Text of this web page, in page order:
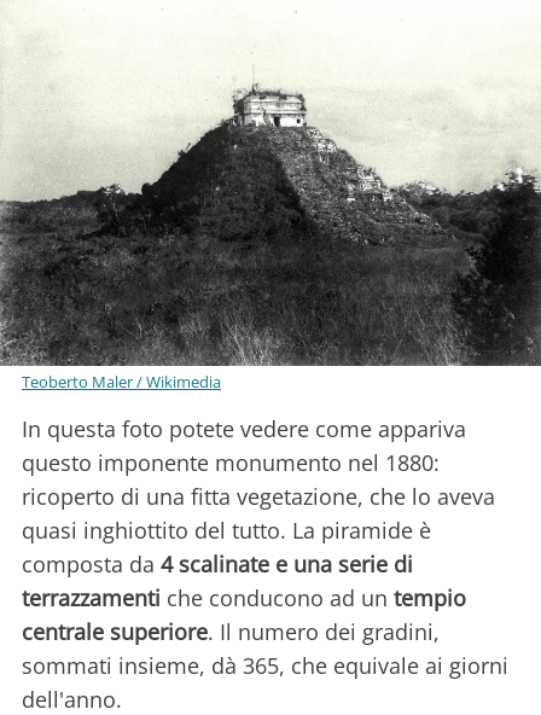
Teoberto Maler / Wikimedia
In questa foto potete vedere come appariva
questo imponente monumento nel 1880:
ricoperto di una fitta vegetazione, che lo aveva
quasi inghiottito del tutto. La piramide è
composta da 4 scalinate e una serie di
terrazzamenti che conducono ad un tempio
centrale superiore. Il numero dei gradini,
sommati insieme, dà 365, che equivale ai giorni
dell'anno.